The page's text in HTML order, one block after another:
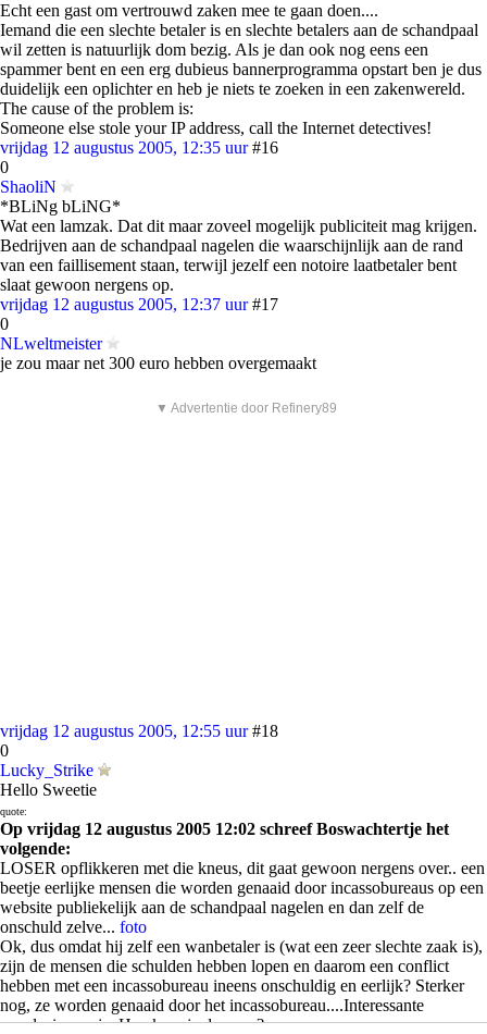
Echt een gast om vertrouwd zaken mee te gaan doen....
Iemand die een slechte betaler is en slechte betalers aan de schandpaal
wil zetten is natuurlijk dom bezig. Als je dan ook nog eens een
spammer bent en een erg dubieus bannerprogramma opstart ben je dus
duidelijk een oplichter en heb je niets te zoeken in een zakenwereld.
The cause of the problem is:
Someone else stole your IP address, call the Internet detectives!
vrijdag 12 augustus 2005, 12:35 uur #16
0
ShaoliN
*BLiNg bLiNG*
Wat een lamzak. Dat dit maar zoveel mogelijk publiciteit mag krijgen.
Bedrijven aan de schandpaal nagelen die waarschijnlijk aan de rand
van een faillisement staan, terwijl jezelf een notoire laatbetaler bent
slaat gewoon nergens op.
vrijdag 12 augustus 2005, 12:37 uur #17
0
NLweltmeister
je zou maar net 300 euro hebben overgemaakt
▼ Advertentie door Refinery89
vrijdag 12 augustus 2005, 12:55 uur #18
0
Lucky_Strike
Hello Sweetie
quote:
Op vrijdag 12 augustus 2005 12:02 schreef Boswachtertje het
volgende:
LOSER opflikkeren met die kneus, dit gaat gewoon nergens over.. een
beetje eerlijke mensen die worden genaaid door incassobureaus op een
website publiekelijk aan de schandpaal nagelen en dan zelf de
onschuld zelve... foto
Ok, dus omdat hij zelf een wanbetaler is (wat een zeer slechte zaak is),
zijn de mensen die schulden hebben lopen en daarom een conflict
hebben met een incassobureau ineens onschuldig en eerlijk? Sterker
nog, ze worden genaaid door het incassobureau....Interessante
conclusie van je. Hoe kom je daaraan?